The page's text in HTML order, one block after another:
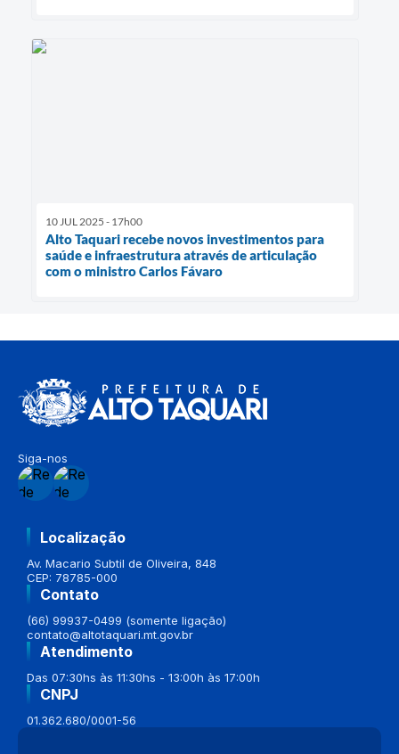
10 JUL 2025 - 17h00
Alto Taquari recebe novos investimentos para
saúde e infraestrutura através de articulação
com o ministro Carlos Fávaro
Siga-nos
Localização
Av. Macario Subtil de Oliveira, 848
CEP: 78785-000
Contato
(66) 99937-0499 (somente ligação)
contato@altotaquari.mt.gov.br
Atendimento
Das 07:30hs às 11:30hs - 13:00h às 17:00h
CNPJ
01.362.680/0001-56